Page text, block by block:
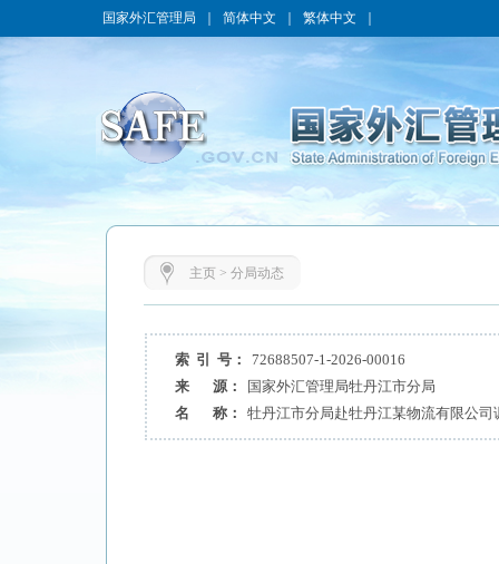
国家外汇管理局 简体中文 繁体中文
主页> 分局动态
索 引 号：
72688507-1-2026-00016
来 源：
国家外汇管理局牡丹江市分局
名 称：
牡丹江市分局赴牡丹江某物流有限公司